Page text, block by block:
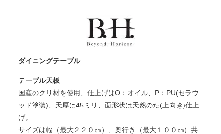
ダイニングテーブル
テーブル天板
国産のクリ材を使用、仕上げはO：オイル、P：PU(セラウ
ッド塗装)、天厚は45ミリ、面形状は天然のた(上向き)仕上
げ。
サイズは幅（最大２２０㎝）、奥行き（最大１００㎝）共